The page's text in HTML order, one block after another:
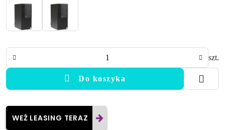
szt.
Do koszyka
WEŹ LEASING TERAZ